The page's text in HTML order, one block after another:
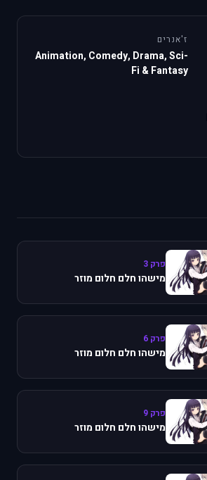
ז'אנרים
Animation, Comedy, Drama, Sci-
Fi & Fantasy
פרק 3
מישהו חלם חלום מוזר
פרק 6
מישהו חלם חלום מוזר
פרק 9
מישהו חלם חלום מוזר